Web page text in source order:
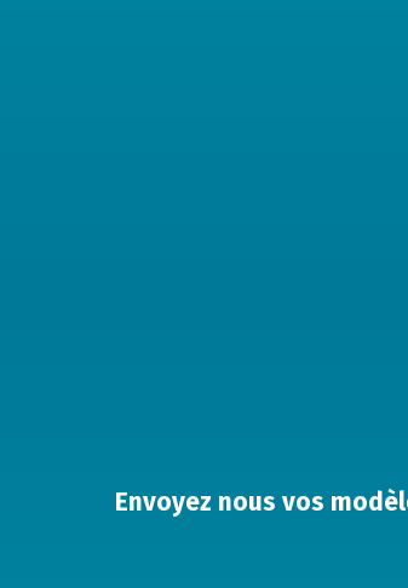
Envoyez nous vos